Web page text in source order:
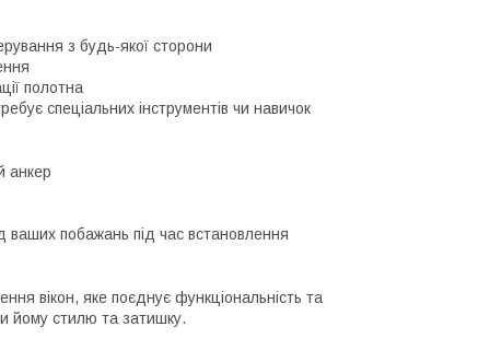
з будь-якої сторони
полотна
спеціальних інструментів чи навичок
анкер
побажань під час встановлення
вікон, яке поєднує функціональність та
йому стилю та затишку.